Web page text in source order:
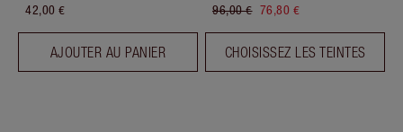
42,00 €
AJOUTER AU PANIER
96,00 € 76,80 €
CHOISISSEZ LES TEINTES